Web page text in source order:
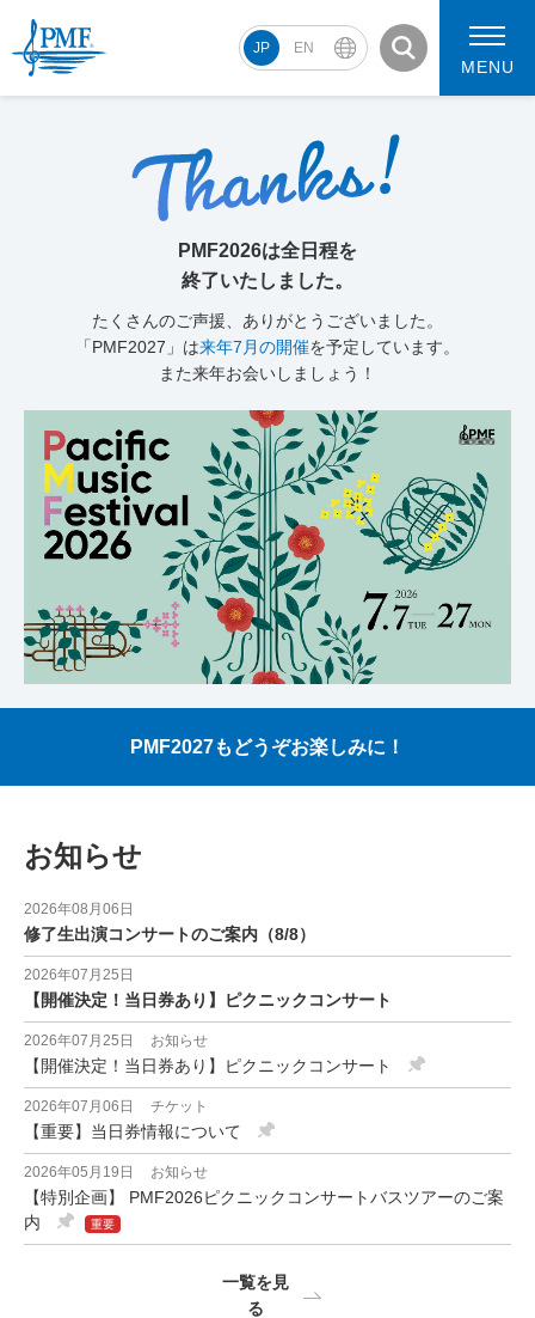
JP EN
PMF2026 スケジュール
PMF2026 アーティスト
MENU
PMF2026は全日程を
終了いたしました。
たくさんのご声援、ありがとうございました。
「PMF2027」は来年7月の開催を予定しています。
また来年お会いしましょう！
PMF2027もどうぞお楽しみに！
お知らせ
2026年08月06日
修了生出演コンサートのご案内（8/8）
2026年07月25日
【開催決定！当日券あり】ピクニックコンサート
2026年07月25日 お知らせ
【開催決定！当日券あり】ピクニックコンサート
2026年07月06日 チケット
【重要】当日券情報について
2026年05月19日 お知らせ
【特別企画】 PMF2026ピクニックコンサートバスツアーのご案
内
重要
一覧を見
る